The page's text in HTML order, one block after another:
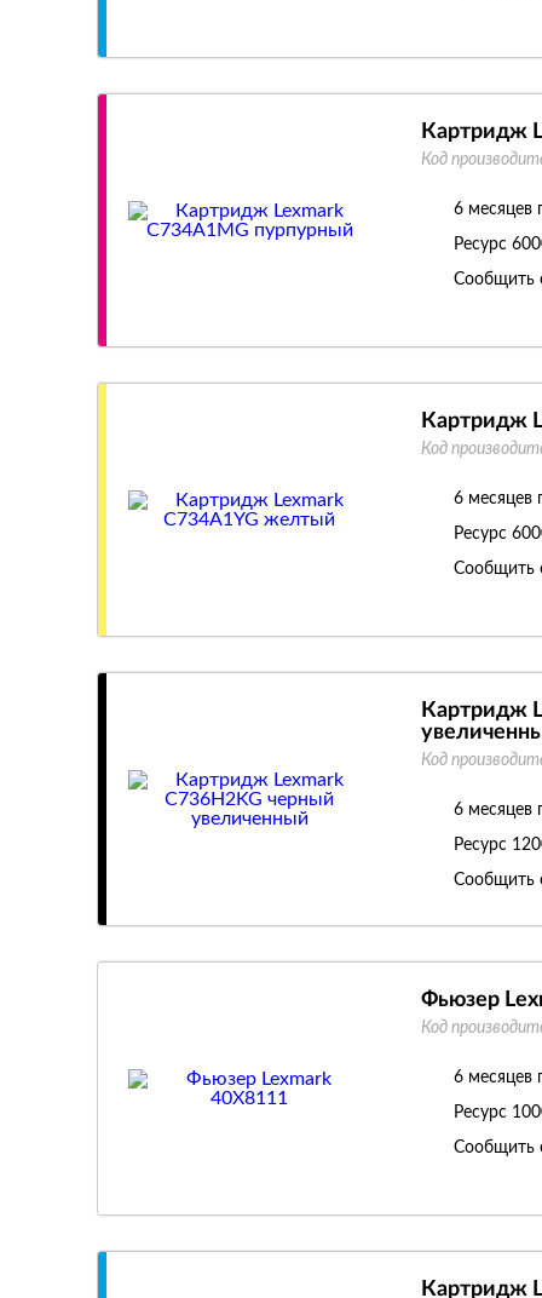
Картридж
Код
6 месяцев
Ресурс
Сообщить
Картридж
Код
6 месяцев
Ресурс
Сообщить
Картридж
Код
6 месяцев
Ресурс
Сообщить
Фьюзер
Код
6 месяцев
Ресурс
Сообщить
Картридж